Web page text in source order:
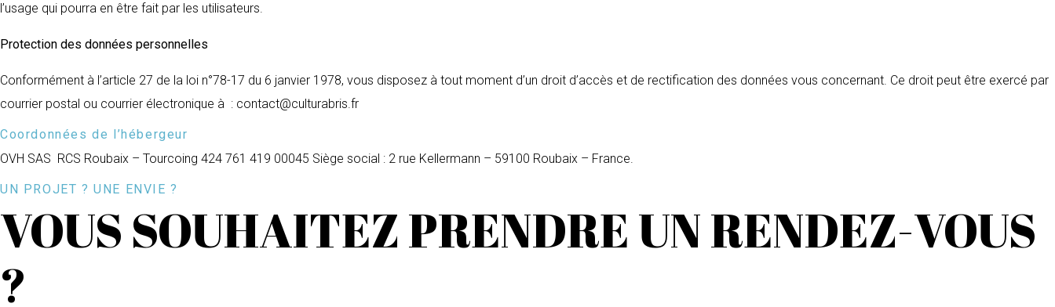
l’usage qui pourra en être fait par les utilisateurs.
Protection des données personnelles
Conformément à l’article 27 de la loi n°78-17 du 6 janvier 1978, vous disposez à tout moment d’un droit d’accès et de rectification des données vous concernant. Ce droit peut être exercé par
courrier postal ou courrier électronique à : contact@culturabris.fr
Coordonnées de l’hébergeur
OVH SAS RCS Roubaix – Tourcoing 424 761 419 00045 Siège social : 2 rue Kellermann – 59100 Roubaix – France.
UN PROJET ? UNE ENVIE ?
VOUS SOUHAITEZ PRENDRE UN RENDEZ-VOUS
?